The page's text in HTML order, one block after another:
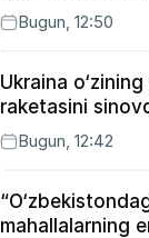
Bugun, 12:50
Ukraina
raketasini
Bugun, 12:42
mahallalarning